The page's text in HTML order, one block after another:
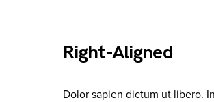
Right-Aligned
Dolor sapien dictum ut libero.